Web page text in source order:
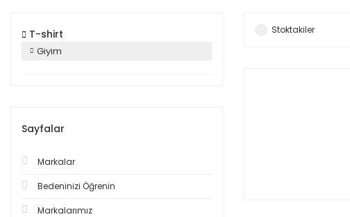
T-shirt
Giyim
Sayfalar
Markalar
Bedeninizi Öğrenin
Markalarımız
Stoktakiler